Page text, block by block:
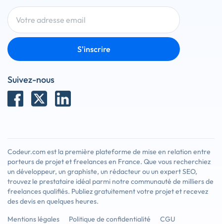
S'inscrire
Suivez-nous
Codeur.com est la première plateforme de mise en relation entre
porteurs de projet et freelances en France. Que vous recherchiez
un développeur, un graphiste, un rédacteur ou un expert SEO,
trouvez le prestataire idéal parmi notre communauté de milliers de
freelances qualifiés. Publiez gratuitement votre projet et recevez
des devis en quelques heures.
Mentions légales
Politique de confidentialité CGU